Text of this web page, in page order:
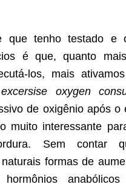
que tenho testado e
é que, quanto
los, mais
oxygen
de oxigênio após o
muito interessante
Sem contar
formas de